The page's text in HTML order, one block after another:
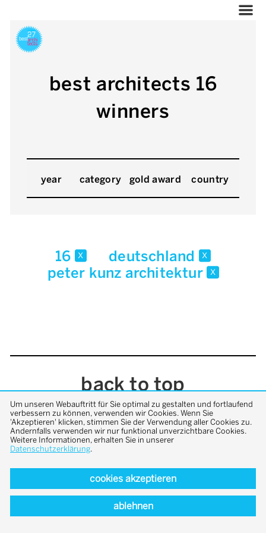
best architects 16
winners
year category gold award country
16 x deutschland x
peter kunz architektur x
back to top
Um unseren Webauftritt für Sie optimal zu gestalten und fortlaufend
verbessern zu können, verwenden wir Cookies. Wenn Sie
'Akzeptieren' klicken, stimmen Sie der Verwendung aller Cookies zu.
Andernfalls verwenden wir nur funktional unverzichtbare Cookies.
Weitere Informationen, erhalten Sie in unserer
Datenschutzerklärung.
cookies akzeptieren
ablehnen